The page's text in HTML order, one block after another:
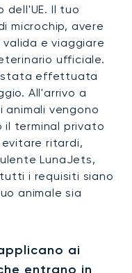
dell'UE. Il tuo
microchip, avere
e viaggiare
ufficiale.
stata effettuata
All'arrivo a
animali vengono
terminal privato
ritardi,
LunaJets,
i requisiti siano
animale sia
ai
entrano in